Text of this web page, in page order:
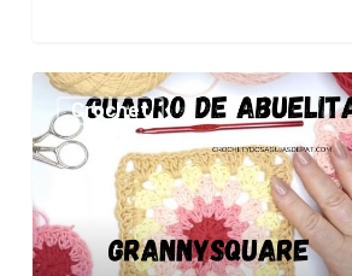
Cómo
Tejer
un
Grannysquare
con
Inicio
Crochet